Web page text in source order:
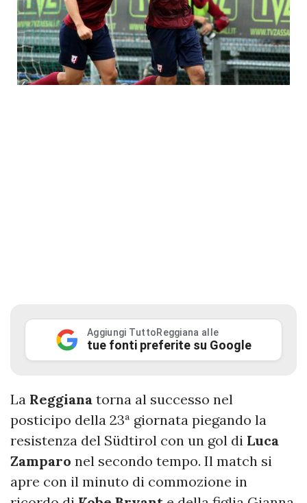
Aggiungi TuttoReggiana alle
tue fonti preferite su Google
La Reggiana torna al successo nel
posticipo della 23ª giornata piegando la
resistenza del Südtirol con un gol di Luca
Zamparo nel secondo tempo. Il match si
apre con il minuto di commozione in